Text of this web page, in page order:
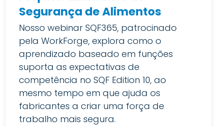
Segurança de Alimentos
Nosso webinar SQF365, patrocinado
pela WorkForge, explora como o
aprendizado baseado em funções
suporta as expectativas de
competência no SQF Edition 10, ao
mesmo tempo em que ajuda os
fabricantes a criar uma força de
trabalho mais segura.